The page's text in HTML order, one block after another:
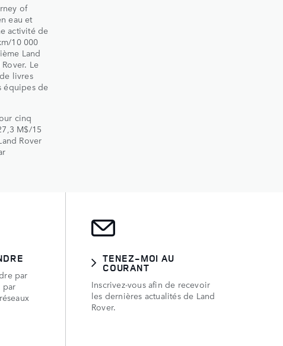
of
eau et
activité de
10 000
Land
Le
livres
équipes de
cinq
M$/15
Rover
par
par
TENEZ-MOI AU
COURANT
Inscrivez-vous afin de recevoir
les dernières actualités de Land
Rover.